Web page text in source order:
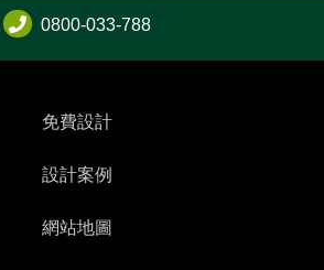
0800-033-788
免費設計
設計案例
網站地圖